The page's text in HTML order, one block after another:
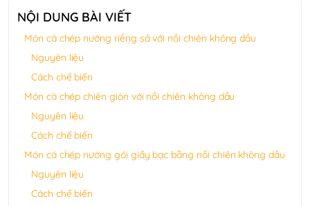
NỘI DUNG BÀI VIẾT
Món cá chép nướng riềng sả với nồi chiên không dầu
Nguyên liệu
Cách chế biến
Món cá chép chiên giòn với nồi chiên không dầu
Nguyên liệu
Cách chế biến
Món cá chép nướng gói giấy bạc bằng nồi chiên không dầu
Nguyên liệu
Cách chế biến